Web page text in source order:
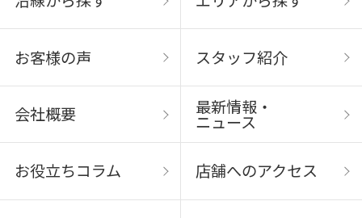
お客様の声 スタッフ紹介
会社概要 最新情報・
ニュース
お役立ちコラム 店舗へのアクセス